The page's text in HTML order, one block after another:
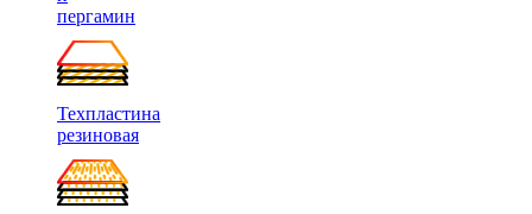
пергамин
Техпластина
резиновая